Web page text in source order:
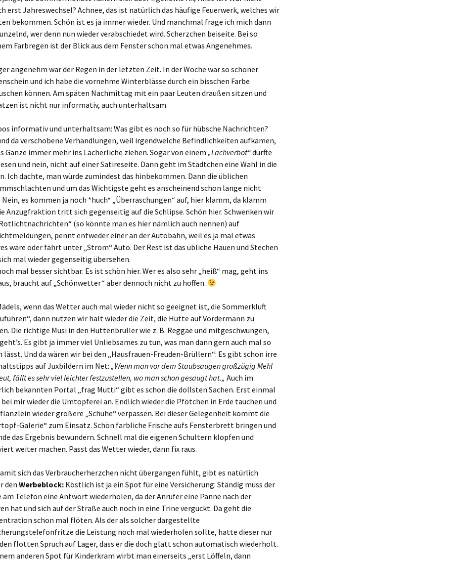
Hobbymaterial
ist immer
die
…
den ersten
Wintersport
Hausputz-
erst Jahreswechsel? Achnee, das ist natürlich das häufige Feuerwerk, welches wir
bekommen. Schön ist es ja immer wieder. Und manchmal frage ich mich dann
wer denn nun wieder verabschiedet wird. Scherzchen beiseite. Bei so
Farbregen ist der Blick aus dem Fenster schon mal etwas Angenehmes.
angenehm war der Regen in der letzten Zeit. In der Woche war so schöner
und ich habe die vornehme Winterblässe durch ein bisschen Farbe
können. Am späten Nachmittag mit ein paar Leuten draußen sitzen und
ist nicht nur informativ, auch unterhaltsam.
informativ und unterhaltsam: Was gibt es noch so für hübsche Nachrichten?
da verschobene Verhandlungen, weil irgendwelche Befindlichkeiten aufkamen,
Ganze immer mehr ins Lächerliche ziehen. Sogar von einem „Lachverbot“durfte
und nein, nicht auf einer Satireseite. Dann geht im Städtchen eine Wahl in die
Ich dachte, man würde zumindest das hinbekommen. Dann die üblichen
und um das Wichtigste geht es anscheinend schon lange nicht
Nein, es kommen ja noch *huch* „Überraschungen“ auf, hier klamm, da klamm
Anzugfraktion tritt sich gegenseitig auf die Schlipse. Schön hier. Schwenken wir
(so könnte man es hier nämlich auch nennen) auf
pennt entweder einer an der Autobahn, weil es ja mal etwas
wäre oder fährt unter „Strom“ Auto. Der Rest ist das übliche Hauen und Stechen
mal wieder gegenseitig übersehen.
mal besser sichtbar: Es ist schön hier. Wer es also sehr „heiß“ mag, geht ins
braucht auf „Schönwetter“ aber dennoch nicht zu hoffen.
wenn das Wetter auch mal wieder nicht so geeignet ist, die Sommerkluft
dann nutzen wir halt wieder die Zeit, die Hütte auf Vordermann zu
Die richtige Musi in den Hüttenbrüller wie z. B. Reggae und mitgeschwungen,
Es gibt ja immer viel Unliebsames zu tun, was man dann gern auch mal so
lässt. Und da wären wir bei den „Hausfrauen-Freuden-Brüllern“: Es gibt schon irre
auf Juxbildern im Net: „Wenn man vor dem Staubsaugen großzügig Mehl
fällt es sehr viel leichter festzustellen, wo man schon gesaugt hat.„ Auch im
bekannten Portal „frag Mutti“ gibt es schon die dollsten Sachen. Erst einmal
mir wieder die Umtopferei an. Endlich wieder die Pfötchen in Erde tauchen und
wieder größere „Schuhe“ verpassen. Bei dieser Gelegenheit kommt die
Galerie“ zum Einsatz. Schön farbliche Frische aufs Fensterbrett bringen und
das Ergebnis bewundern. Schnell mal die eigenen Schultern klopfen und
weiter machen. Passt das Wetter wieder, dann fix raus.
sich das Verbraucherherzchen nicht übergangen fühlt, gibt es natürlich
denWerbeblock: Köstlich ist ja ein Spot für eine Versicherung: Ständig muss der
am Telefon eine Antwort wiederholen, da der Anrufer eine Panne nach der
hat und sich auf der Straße auch noch in eine Trine verguckt. Da geht die
schon mal flöten. Als der als solcher dargestellte
die Leistung noch mal wiederholen sollte, hatte dieser nur
flotten Spruch auf Lager, dass er die doch glatt schon automatisch wiederholt.
anderen Spot für Kinderkram wirbt man einerseits „erst Löffeln, dann